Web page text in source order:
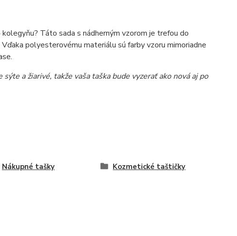
Táto sada s nádherným vzorom je trefou do
polyesterovému materiálu sú farby vzoru mimoriadne
a žiarivé, takže vaša taška bude vyzerať ako nová aj po
Nákupné tašky Kozmetické taštičky